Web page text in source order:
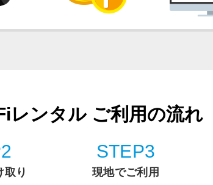
レンタル ご利用の流れ
取り
STEP3
現地でご利用